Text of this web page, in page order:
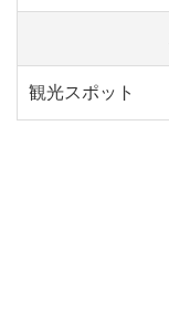
観光スポット